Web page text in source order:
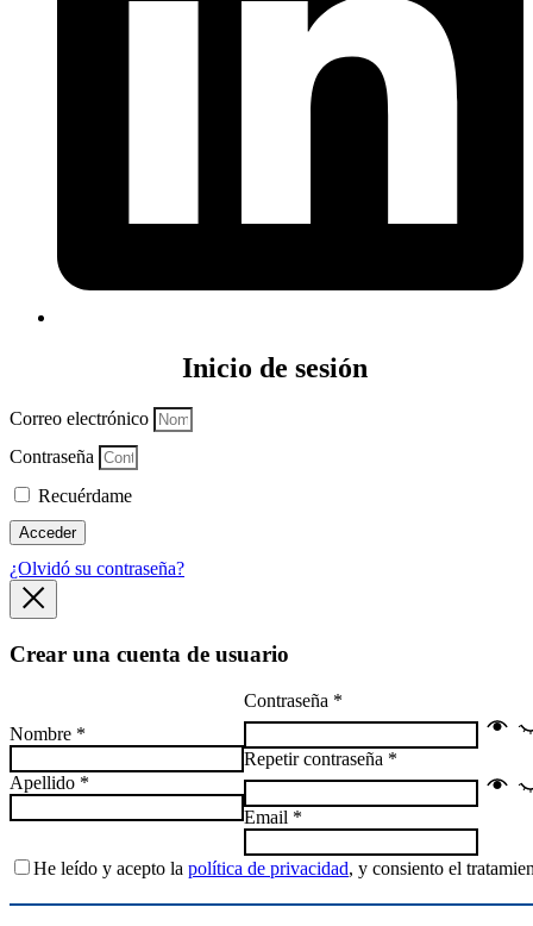
Inicio de sesión
Correo electrónico
Contraseña
Recuérdame
Acceder
¿Olvidó su contraseña?
Crear una cuenta de usuario
Nombre *
Apellido *
Contraseña *
Repetir contraseña *
Email *
He leído y acepto la política de privacidad, y consiento el